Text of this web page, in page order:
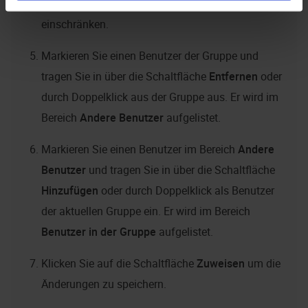
lassen. Die Liste können Sie über eine Filtertext
einschränken.
Markieren Sie einen Benutzer der Gruppe und
tragen Sie in über die Schaltfläche Entfernen oder
durch Doppelklick aus der Gruppe aus. Er wird im
Bereich Andere Benutzer aufgelistet.
Markieren Sie einen Benutzer im Bereich Andere
Benutzer und tragen Sie in über die Schaltfläche
Hinzufügen oder durch Doppelklick als Benutzer
der aktuellen Gruppe ein. Er wird im Bereich
Benutzer in der Gruppe aufgelistet.
Klicken Sie auf die Schaltfläche Zuweisen um die
Änderungen zu speichern.